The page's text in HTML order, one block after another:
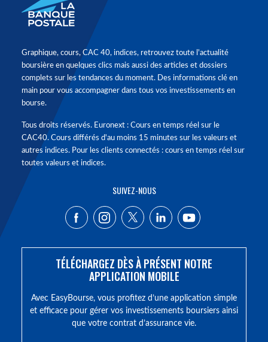
Graphique, cours, CAC 40, indices, retrouvez toute l'actualité
boursière en quelques clics mais aussi des articles et dossiers
complets sur les tendances du moment. Des informations clé en
main pour vous accompagner dans tous vos investissements en
bourse.
Tous droits réservés. Euronext : Cours en temps réel sur le
CAC40. Cours différés d'au moins 15 minutes sur les valeurs et
autres indices. Pour les clients connectés : cours en temps réel sur
toutes valeurs et indices.
SUIVEZ-NOUS
TÉLÉCHARGEZ DÈS À PRÉSENT NOTRE
APPLICATION MOBILE
Avec EasyBourse, vous profitez d’une application simple
et efficace pour gérer vos investissements boursiers ainsi
que votre contrat d’assurance vie.